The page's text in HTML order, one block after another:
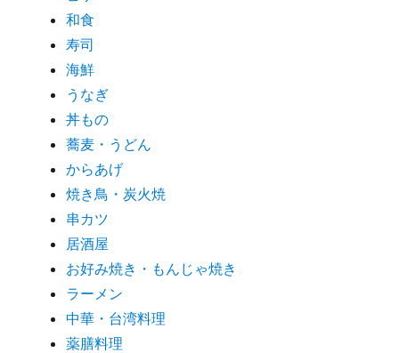
和食
寿司
海鮮
うなぎ
丼もの
蕎麦・うどん
からあげ
焼き鳥・炭火焼
串カツ
居酒屋
お好み焼き・もんじゃ焼き
ラーメン
中華・台湾料理
薬膳料理